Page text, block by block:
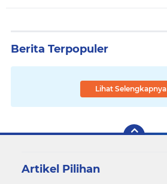
Berita Terpopuler
Lihat Selengkapnya
Artikel Pilihan